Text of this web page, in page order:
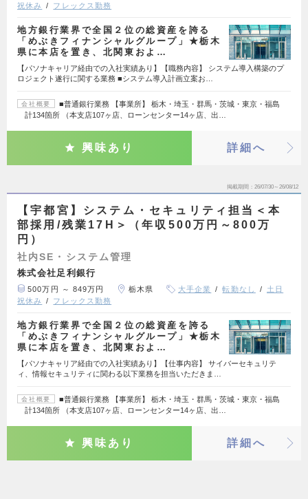
祝休み
フレックス勤務
地方銀行業界で全国２位の総資産を誇る
「めぶきフィナンシャルグループ」★栃木
県に本店を置き、北関東およ…
【パソナキャリア経由での入社実績あり】【職務内容】 システム導入構築のプ
ロジェクト遂行に関する業務 ■システム導入計画立案お…
会社概要
■普通銀行業務 【事業所】 栃木・埼玉・群馬・茨城・東京・福島
計134箇所 （本支店107ヶ店、ローンセンター14ヶ店、出…
興味あり 詳細へ
掲載期間 26/07/30～26/08/12
【宇都宮】システム・セキュリティ担当＜本
部採用/残業17H＞（年収500万円～800万
円）
社内SE・システム管理
株式会社足利銀行
500万円 ～ 849万円 栃木県 大手企業 転勤なし
土日
祝休み
フレックス勤務
地方銀行業界で全国２位の総資産を誇る
「めぶきフィナンシャルグループ」★栃木
県に本店を置き、北関東およ…
【パソナキャリア経由での入社実績あり】【仕事内容】 サイバーセキュリテ
ィ、情報セキュリティに関わる以下業務を担当いただきま…
会社概要
■普通銀行業務 【事業所】 栃木・埼玉・群馬・茨城・東京・福島
計134箇所 （本支店107ヶ店、ローンセンター14ヶ店、出…
興味あり 詳細へ